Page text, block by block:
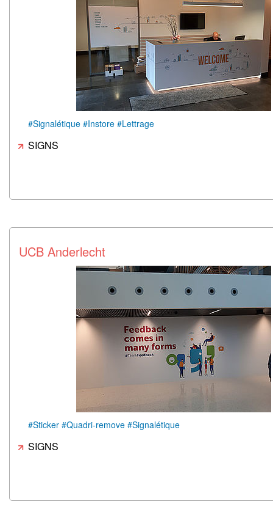
#Signalétique #Instore #Lettrage
SIGNS
UCB Anderlecht
#Sticker #Quadri-remove #Signalétique
SIGNS